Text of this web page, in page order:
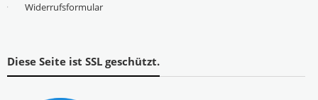
Widerrufsformular
Diese Seite ist SSL geschützt.